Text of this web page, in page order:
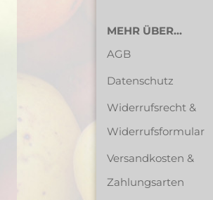
MEHR ÜBER...
AGB
Datenschutz
Widerrufsrecht &
Widerrufsformular
Versandkosten &
Zahlungsarten